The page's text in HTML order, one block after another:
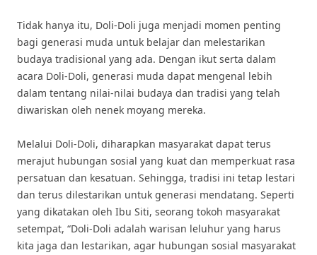
Tidak hanya itu, Doli-Doli juga menjadi momen penting
bagi generasi muda untuk belajar dan melestarikan
budaya tradisional yang ada. Dengan ikut serta dalam
acara Doli-Doli, generasi muda dapat mengenal lebih
dalam tentang nilai-nilai budaya dan tradisi yang telah
diwariskan oleh nenek moyang mereka.
Melalui Doli-Doli, diharapkan masyarakat dapat terus
merajut hubungan sosial yang kuat dan memperkuat rasa
persatuan dan kesatuan. Sehingga, tradisi ini tetap lestari
dan terus dilestarikan untuk generasi mendatang. Seperti
yang dikatakan oleh Ibu Siti, seorang tokoh masyarakat
setempat, “Doli-Doli adalah warisan leluhur yang harus
kita jaga dan lestarikan, agar hubungan sosial masyarakat